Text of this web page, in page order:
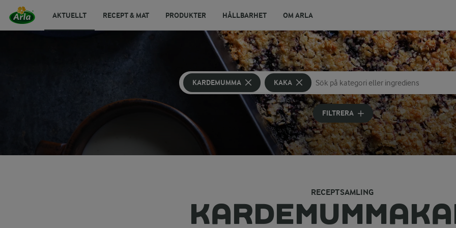
AKTUELLT RECEPT & MAT PRODUKTER HÅLLBARHET OM ARLA
KARDEMUMMA KAKA
Sök på kategori eller ingrediens
Skriv in sökord för att få förslag
FILTRERA
RECEPTSAMLING